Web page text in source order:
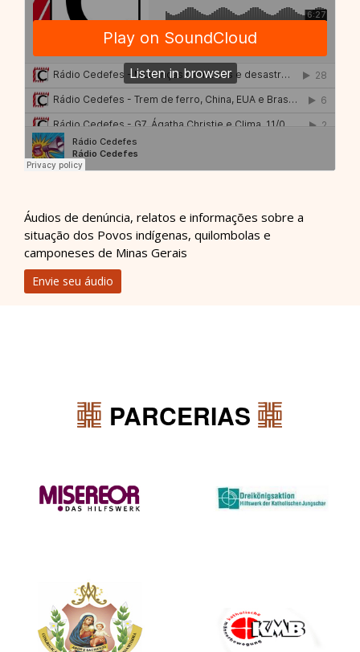
Áudios de denúncia, relatos e informações sobre a
situação dos Povos indígenas, quilombolas e
camponeses de Minas Gerais
Envie seu áudio
PARCERIAS